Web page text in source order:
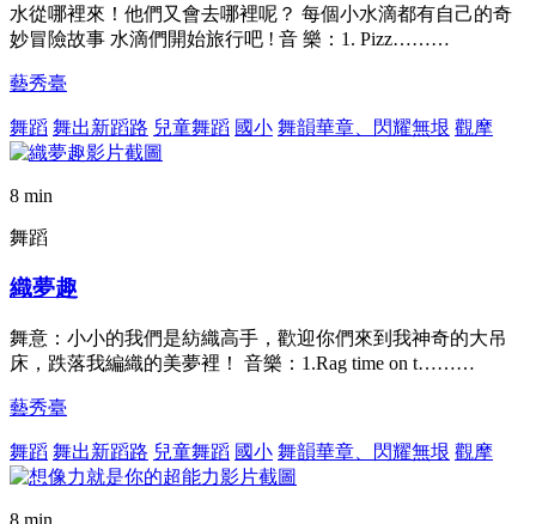
水從哪裡來！他們又會去哪裡呢？ 每個小水滴都有自己的奇
妙冒險故事 水滴們開始旅行吧 ! 音 樂：1. Pizz………
藝秀臺
舞蹈 舞出新蹈路 兒童舞蹈 國小 舞韻華章、閃耀無垠 觀摩
8 min
舞蹈
織夢趣
舞意：小小的我們是紡織高手，歡迎你們來到我神奇的大吊
床，跌落我編織的美夢裡！ 音樂：1.Rag time on t………
藝秀臺
舞蹈 舞出新蹈路 兒童舞蹈 國小 舞韻華章、閃耀無垠 觀摩
8 min